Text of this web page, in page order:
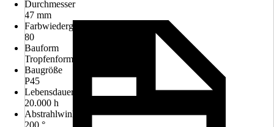
Durchmesser
47 mm
Farbwiedergabe (Ra)
80
Bauform
Tropfenform
Baugröße
P45
Lebensdauer
20.000 h
Abstrahlwinkel
200 °